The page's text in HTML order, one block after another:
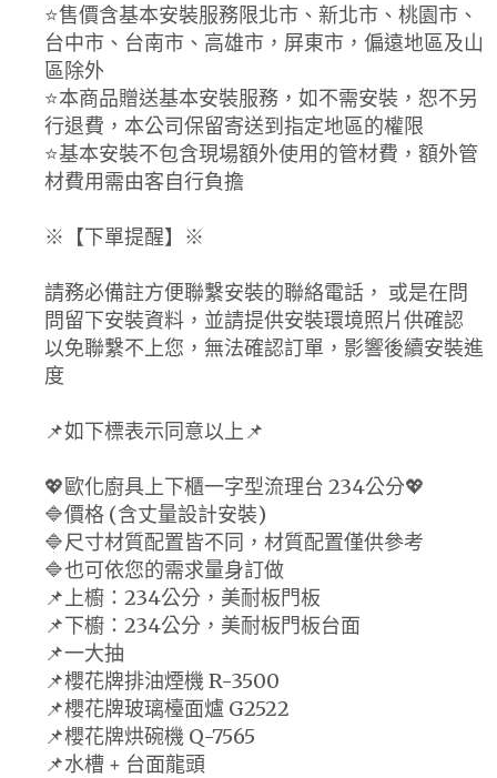
⭐️售價含基本安裝服務限北市、新北市、桃園市、
台中市、台南市、高雄市，屏東市，偏遠地區及山
區除外
⭐️本商品贈送基本安裝服務，如不需安裝，恕不另
行退費，本公司保留寄送到指定地區的權限
⭐️基本安裝不包含現場額外使用的管材費，額外管
材費用需由客自行負擔
※【下單提醒】※
請務必備註方便聯繫安裝的聯絡電話， 或是在問
問留下安裝資料，並請提供安裝環境照片供確認
以免聯繫不上您，無法確認訂單，影響後續安裝進
度
📌如下標表示同意以上📌
💖歐化廚具上下櫃一字型流理台 234公分💖
🔷價格 (含丈量設計安裝)
🔷尺寸材質配置皆不同，材質配置僅供參考
🔷也可依您的需求量身訂做
📌上櫥：234公分，美耐板門板
📌下櫥：234公分，美耐板門板台面
📌一大抽
📌櫻花牌排油煙機 R-3500
📌櫻花牌玻璃檯面爐 G2522
📌櫻花牌烘碗機 Q-7565
📌水槽 + 台面龍頭